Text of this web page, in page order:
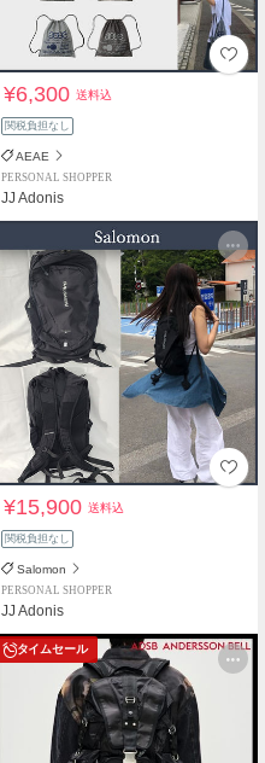
¥6,300送料込
関税負担なし
AEAE
PERSONAL SHOPPER
JJ Adonis
¥15,900送料込
関税負担なし
Salomon
PERSONAL SHOPPER
JJ Adonis
タイムセール